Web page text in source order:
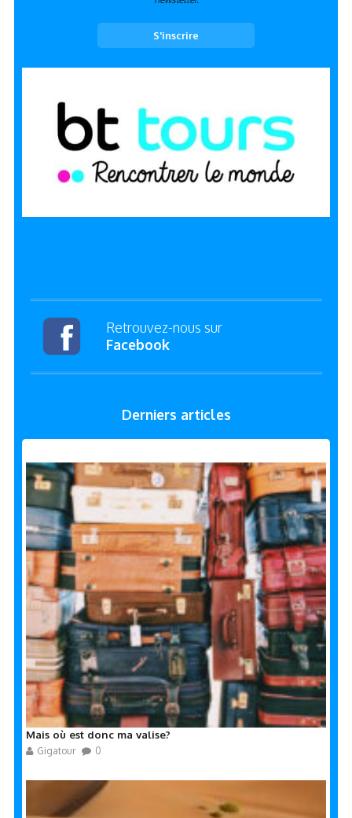
Retrouvez-nous sur
Facebook
Derniers articles
Mais où est donc ma valise?
Gigatour 0